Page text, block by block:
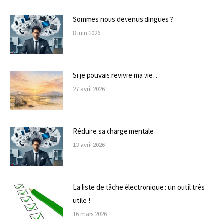
Sommes nous devenus dingues ?
8 juin 2026
Si je pouvais revivre ma vie…
27 avril 2026
Réduire sa charge mentale
13 avril 2026
La liste de tâche électronique : un outil très
utile !
16 mars 2026